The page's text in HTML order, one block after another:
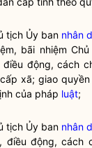
tịch Ủy ban nhân
bãi nhiệm
động, cách
xã; giao
của pháp luật;
tịch Ủy ban nhân
điều động, cách